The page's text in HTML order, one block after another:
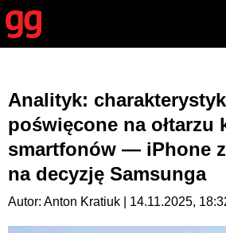
Analityk:
poświęcone na ołtarzu
smartfonów — iPhone
na decyzję Samsunga
Autor: Anton Kratiuk | 14.11.2025,